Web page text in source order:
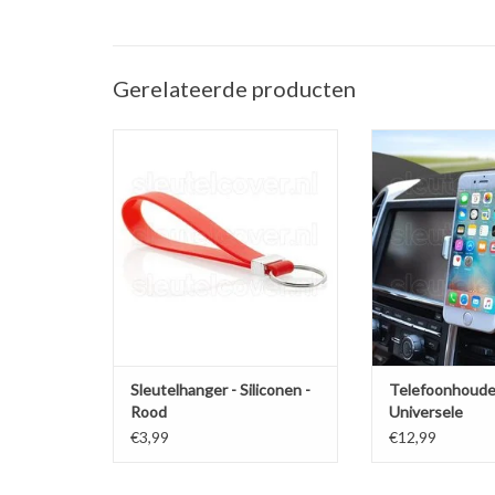
Gerelateerde producten
TOEVOEGEN AAN WINKELWAGEN
Sleutelhanger - Siliconen -
Rood
€3,99
Telefoonhouder
(Universele
in de
TOEVOEGEN AAN
Universele
ventilatiehouder
€12,99